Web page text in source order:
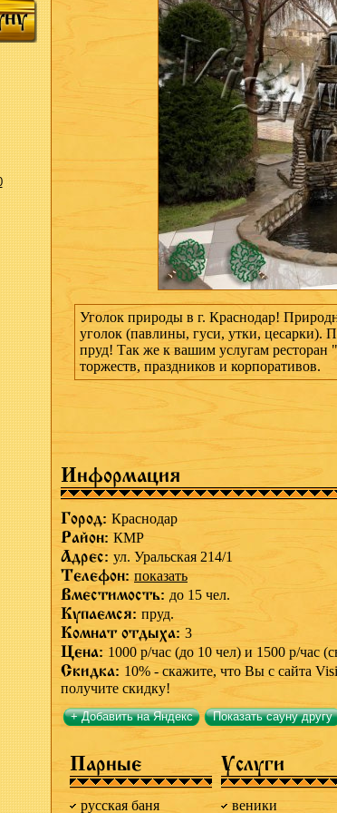
Уголок природы в г. Краснодар!
уголок (павлины, гуси, утки, цесарки).
пруд! Так же к вашим услугам
торжеств, праздников и корпоративов.
Информация
Город: Краснодар
Район: КМР
Адрес: ул. Уральская 214/1
Телефон: показать
Вместимость: до 15 чел.
Купаемся: пруд.
Комнат отдыха: 3
Цена: 1000 р/час (до 10 чел) и 1500 р/час
Скидка: 10% - скажите, что Вы с сайта
получите скидку!
+ Добавить на Яндекс Показать сауну другу
Парные Услуги
русская баня веники